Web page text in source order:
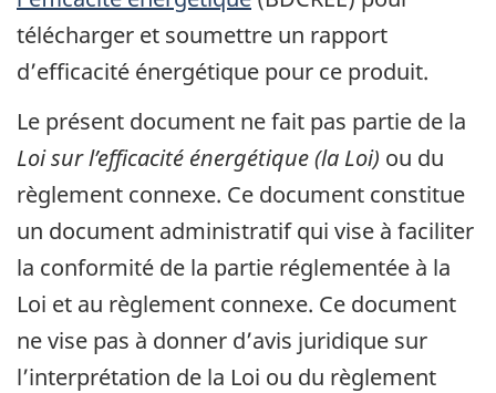
télécharger et soumettre un rapport
d’efficacité énergétique pour ce produit.
Le présent document ne fait pas partie de la
Loi sur l’efficacité énergétique (la Loi) ou du
règlement connexe. Ce document constitue
un document administratif qui vise à faciliter
la conformité de la partie réglementée à la
Loi et au règlement connexe. Ce document
ne vise pas à donner d’avis juridique sur
l’interprétation de la Loi ou du règlement